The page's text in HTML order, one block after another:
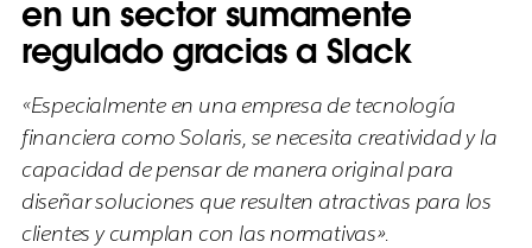
en un sector sumamente
regulado gracias a Slack
«Especialmente en una empresa de tecnología
financiera como Solaris, se necesita creatividad y la
capacidad de pensar de manera original para
diseñar soluciones que resulten atractivas para los
clientes y cumplan con las normativas».